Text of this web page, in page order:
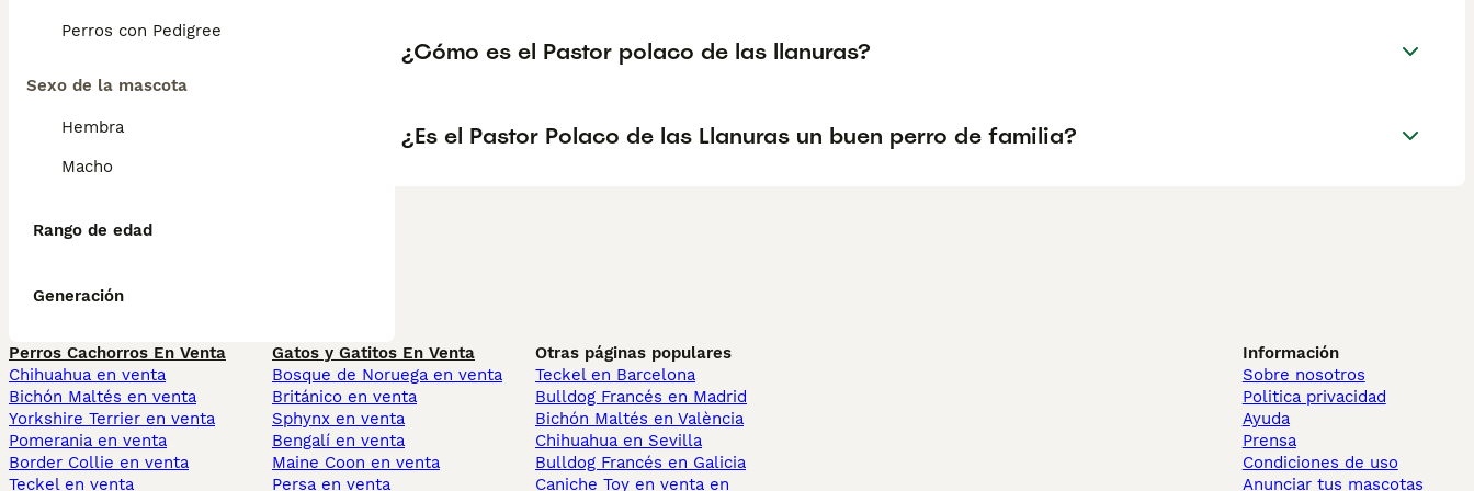
Perros con Pedigree
Sexo de la mascota
Hembra
Macho
Rango de edad
Generación
¿Cómo es el Pastor polaco de las llanuras?
¿Es el Pastor Polaco de las Llanuras un buen perro de familia?
Perros Cachorros En Venta
Chihuahua en venta
Bichón Maltés en venta
Yorkshire Terrier en venta
Pomerania en venta
Border Collie en venta
Teckel en venta
Gatos y Gatitos En Venta
Bosque de Noruega en venta
Británico en venta
Sphynx en venta
Bengalí en venta
Maine Coon en venta
Persa en venta
Otras páginas populares
Teckel en Barcelona
Bulldog Francés en Madrid
Bichón Maltés en València
Chihuahua en Sevilla
Bulldog Francés en Galicia
Caniche Toy en venta en
Información
Sobre nosotros
Politica privacidad
Ayuda
Prensa
Condiciones de uso
Anunciar tus mascotas